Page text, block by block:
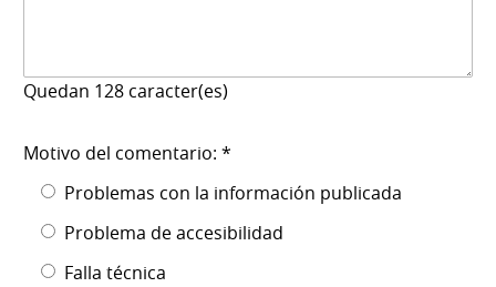
Quedan 128 caracter(es)
Motivo del comentario: *
Problemas con la información publicada
Problema de accesibilidad
Falla técnica